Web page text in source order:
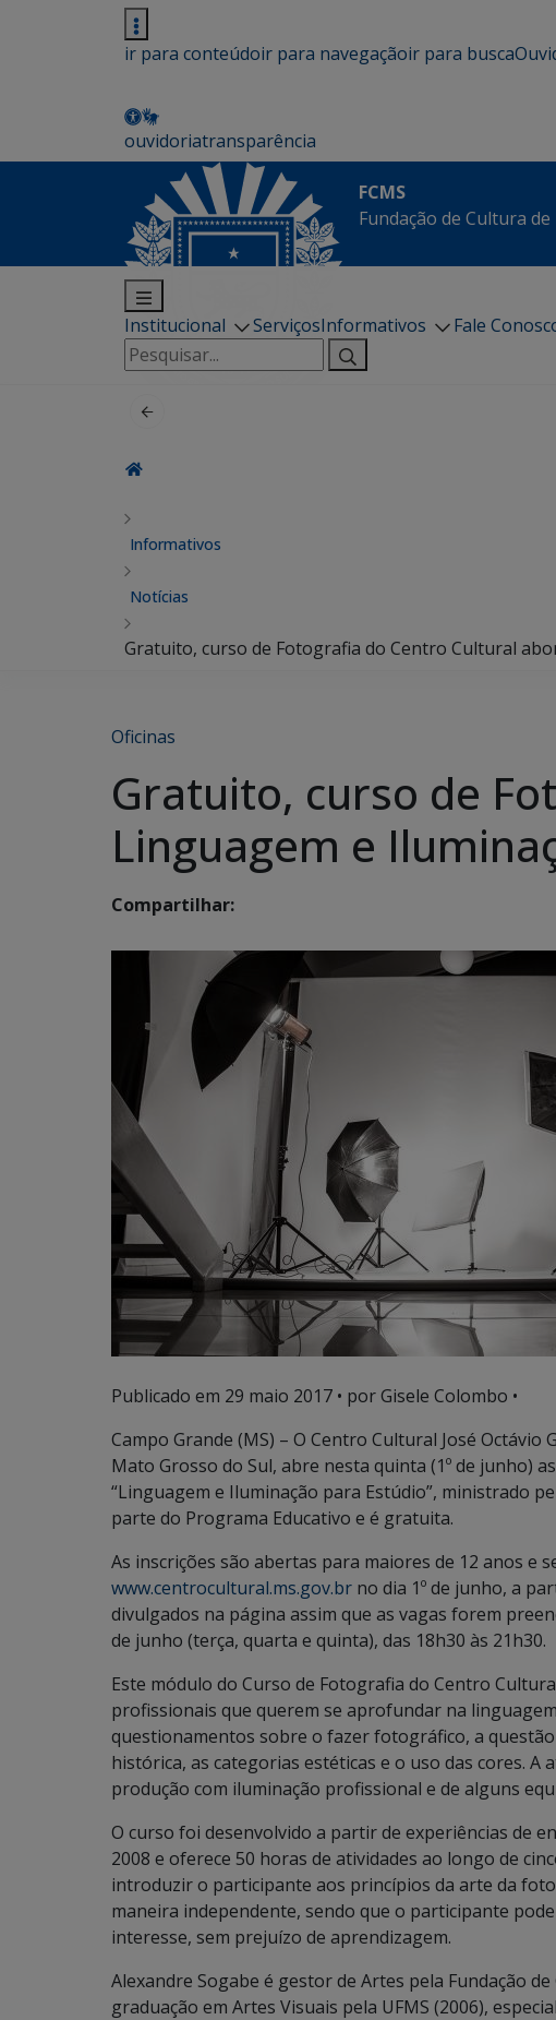
ir para conteúdoir para navegaçãoir para busca
ouvidoriatransparência
FCMS
Fundação de Cultura
Institucional ServiçosInformativos
Fale
Pesquisar
por:
Informativos
Notícias
Gratuito, curso de Fotografia do Centro Cultural
Oficinas
Gratuito, curso de
Linguagem e
Compartilhar:
Publicado em 29 maio 2017 • por Gisele Colombo •
Campo Grande (MS) – O Centro Cultural José Octávio
Mato Grosso do Sul, abre nesta quinta (1º de junho)
“Linguagem e Iluminação para Estúdio”, ministrado
parte do Programa Educativo e é gratuita.
As inscrições são abertas para maiores de 12 anos e
www.centrocultural.ms.gov.br no dia 1º de junho, a
divulgados na página assim que as vagas forem
de junho (terça, quarta e quinta), das 18h30 às 21h30.
Este módulo do Curso de Fotografia do Centro
profissionais que querem se aprofundar na
questionamentos sobre o fazer fotográfico, a
histórica, as categorias estéticas e o uso das cores.
produção com iluminação profissional e de alguns
O curso foi desenvolvido a partir de experiências de
2008 e oferece 50 horas de atividades ao longo de
introduzir o participante aos princípios da arte da
maneira independente, sendo que o participante
interesse, sem prejuízo de aprendizagem.
Alexandre Sogabe é gestor de Artes pela Fundação
graduação em Artes Visuais pela UFMS (2006),